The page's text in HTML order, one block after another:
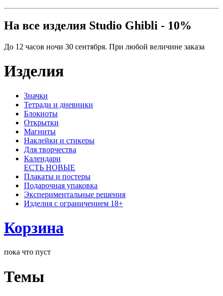
На все изделия Studio Ghibli - 10%
До 12 часов ночи 30 сентября. При любой величине заказа
Изделия
Значки
Тетради и дневники
Блокноты
Открытки
Магниты
Наклейки и стикеры
Для творчества
Календари
ЕСТЬ НОВЫЕ
Плакаты и постеры
Подарочная упаковка
Экспериментальные решения
Изделия с ограничением 18+
Корзина
пока что пуст
Темы